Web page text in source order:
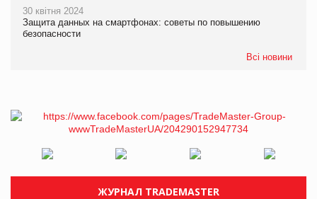
30 квітня 2024
Защита данных на смартфонах: советы по повышению
безопасности
Всі новини
ЖУРНАЛ TRADEMASTER